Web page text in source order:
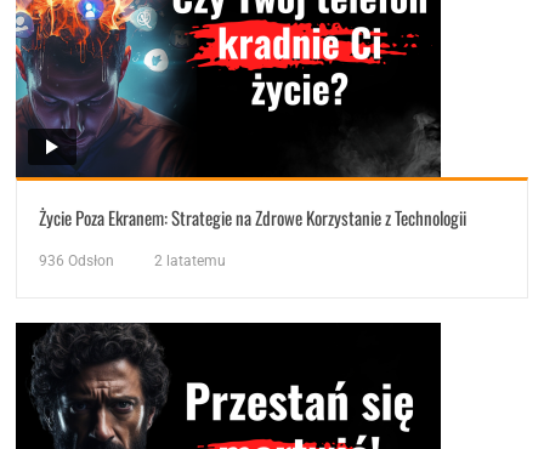
Życie Poza Ekranem: Strategie na Zdrowe Korzystanie z Technologii
936 Odsłon 2 latatemu